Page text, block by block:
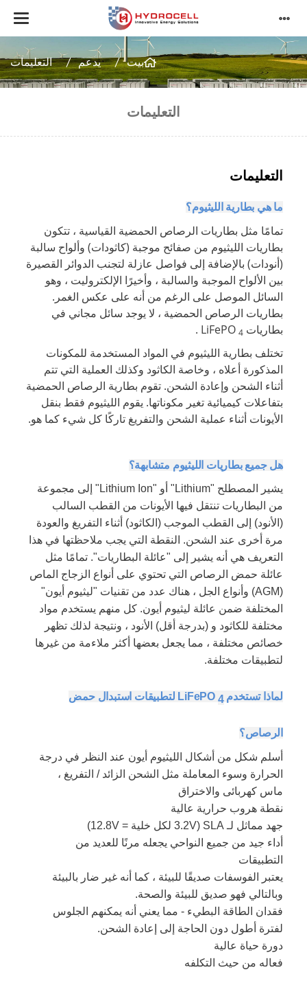
بيت يدعم التعليمات
التعليمات
التعليمات
ما هي بطارية الليثيوم؟
تمامًا مثل بطاريات الرصاص الحمضية القياسية ، تتكون
بطاريات الليثيوم من صفائح موجبة (كاثودات) وألواح سالبة
(أنودات) بالإضافة إلى فواصل عازلة لتجنب الدوائر القصيرة
بين الألواح الموجبة والسالبة ، وأخيرًا الإلكتروليت ، وهو
السائل الموصل على الرغم من أنه على عكس الغمر.
بطاريات الرصاص الحمضية ، لا يوجد سائل مجاني في
بطاريات LiFePO 4
.
تختلف بطارية الليثيوم في المواد المستخدمة للمكونات
المذكورة أعلاه ، وخاصة الكاثود وكذلك العملية التي تتم
أثناء الشحن وإعادة الشحن. تقوم بطارية الرصاص الحمضية
بتفاعلات كيميائية تغير مكوناتها. يقوم الليثيوم فقط بنقل
الأيونات أثناء عملية الشحن والتفريغ تاركًا كل شيء كما هو.
هل جميع بطاريات الليثيوم متشابهة؟
يشير المصطلح "Lithium" أو "Lithium Ion" إلى مجموعة
من البطاريات تنتقل فيها الأيونات من القطب السالب
(الأنود) إلى القطب الموجب (الكاثود) أثناء التفريغ والعودة
مرة أخرى عند الشحن. النقطة التي يجب ملاحظتها في هذا
التعريف هي أنه يشير إلى "عائلة البطاريات". تمامًا مثل
عائلة حمض الرصاص التي تحتوي على أنواع الزجاج الماص
(AGM) وأنواع الجل ، هناك عدد من تقنيات "ليثيوم أيون"
المختلفة ضمن عائلة ليثيوم أيون. كل منهم يستخدم مواد
مختلفة للكاثود و (بدرجة أقل) الأنود ، ونتيجة لذلك تظهر
خصائص مختلفة ، مما يجعل بعضها أكثر ملاءمة من غيرها
لتطبيقات مختلفة.
لماذا تستخدم LiFePO 4 لتطبيقات استبدال حمض
الرصاص؟
أسلم شكل من أشكال الليثيوم أيون عند النظر في درجة
الحرارة وسوء المعاملة مثل الشحن الزائد / التفريغ ،
ماس كهربائى والاختراق
نقطة هروب حرارية عالية
جهد مماثل لـ SLA (3.2V لكل خلية = 12.8V)
أداء جيد من جميع النواحي يجعله مرنًا للعديد من
التطبيقات
يعتبر الفوسفات صديقًا للبيئة ، كما أنه غير ضار بالبيئة
وبالتالي فهو صديق للبيئة والصحة.
فقدان الطاقة البطيء - مما يعني أنه يمكنهم الجلوس
لفترة أطول دون الحاجة إلى إعادة الشحن.
دورة حياة عالية
فعاله من حيث التكلفه